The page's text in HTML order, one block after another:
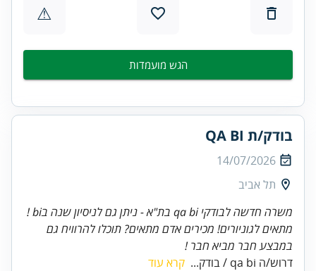
⚠
הגש מועמדות
בודק/ת QA BI
14/07/2026
תל אביב
משרה חדשה לבודקי qa bi בת"א - ניתן גם לניסיון שנה בbi !
מתאים לגוניורים! מכירים אדם מתאים? תוכלו להרוויח גם
במבצע חבר מביא חבר !
דרוש/ה qa bi / בודק...
קרא עוד